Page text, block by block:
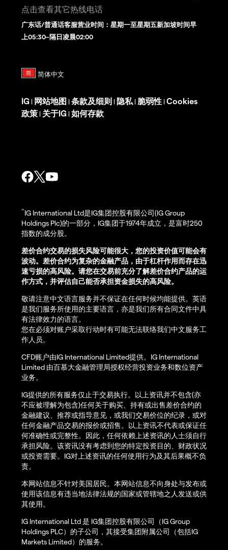
点击查看其它热线电话
广东话/普通话客服营业时间：星期一至星期五新加坡时间早
上05:30–隔日凌晨02:00
IG | 网站地图 | 条款及细则 | 隐私 | 脆弱性 | Cookies
政策 | 关于IG | 如何存款
^IG International Ltd是IG集团控股有限公司(IG Group
Holdings Plc)的一部分，IG集团于1974年成立，是富时250
指数的成分股。
差价合约交易的损失风险可能很大，您的投资价值可能会有
波动。差价合约为复杂的金融产品，由于杠杆作用而存在迅
速亏损的高风险。请您在交易前充分了解差价合约产品的运
作方式，并评估自己能否承担资金损失的高风险。
敬请注意中文语言服务并不保证在任何时候均能提供。英语
是我们服务所使用的主要语言，亦是我们所有合同文件中具
有法律效力的语言。
您在必须对账户采取行动时有可能无法联络我们中文服务工
作人员。
CFD账户由IG International Limited提供。IG International
Limited 由百慕大金融管理局授权经营投资业务和数位资产
业务。
IG提供的所有服务仅止于交易执行。以上资讯并不包含(亦
不应被理解为包含)任何关于购买、持有或出售差价合约的
金融建议、推荐或指导意见，或我们交易价位的纪录，或对
任何金融产品交易的报价或招售。以上资讯不代表或保证任
何准确性或完整性。因此，任何依赖上述资讯的人士须自行
承担风险。该资讯没有考虑到您的特定投资目的、财政状况
或投资需要。IG对上述资讯的任何使用行为及其后果概不负
责。
本网站信息不针对美国居民。本网站信息不向身处与发布或
使用该信息有违当地法律法规的国家或管辖地之人发送或供
其使用。
IG International Ltd 是 IG集团控股有限公司（IG Group
Holdings PLC）的子公司，其接受集团附属公司（包括IG
Markets Limited）的服务。